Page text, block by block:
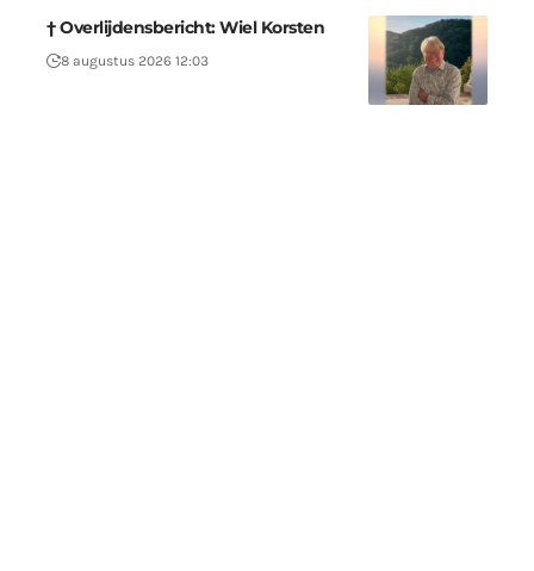
† Overlijdensbericht: Wiel Korsten
8 augustus 2026 12:03